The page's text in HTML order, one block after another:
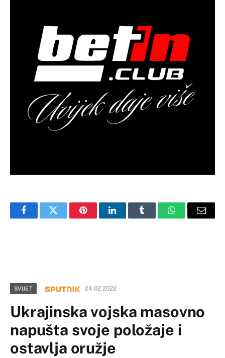
FacebookTwitter PinterestLinkedInTumblr WhatsAppEmail
SVIJET 24.02.2022
Ukrajinska vojska masovno
napušta svoje položaje i
ostavlja oružje